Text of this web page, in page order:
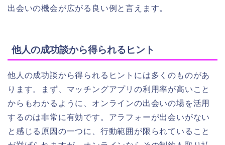
出会いの機会が広がる良い例と言えます。
他人の成功談から得られるヒント
他人の成功談から得られるヒントには多くのものがあ
ります。まず、マッチングアプリの利用率が高いこと
からもわかるように、オンラインの出会いの場を活用
するのは非常に有効です。アラフォーが出会いがない
と感じる原因の一つに、行動範囲が限られていること